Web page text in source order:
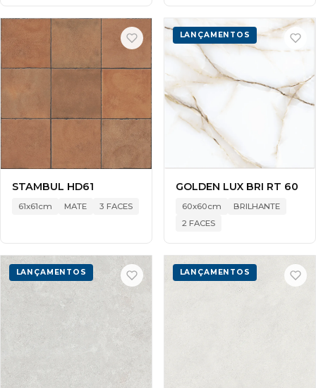
STAMBUL HD61
61x61cm MATE 3 FACES
LANÇAMENTOS
GOLDEN LUX BRI RT 60
60x60cm
BRILHANTE
2 FACES
LANÇAMENTOS LANÇAMENTOS